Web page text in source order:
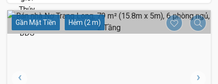
Gần Mặt Tiền Hẻm (2 m)